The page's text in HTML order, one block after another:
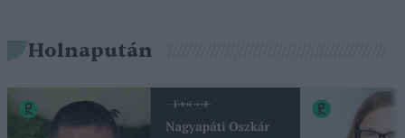
Holnapután